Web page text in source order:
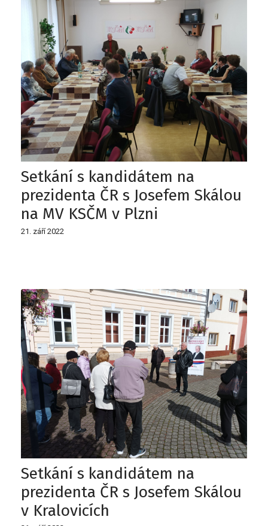
Setkání s kandidátem na
prezidenta ČR s Josefem Skálou
na MV KSČM v Plzni
21. září 2022
Setkání s kandidátem na
prezidenta ČR s Josefem Skálou
v Kralovicích